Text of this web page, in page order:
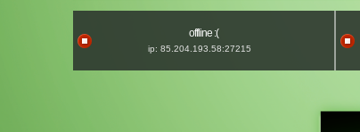
offline :(
ip: 85.204.193.58:27215